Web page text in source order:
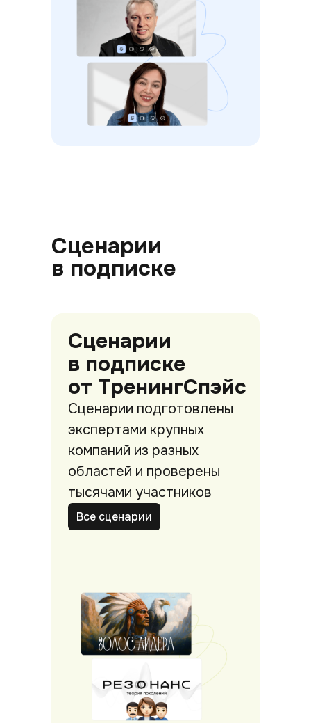
Сценарии
в подписке
Сценарии
в подписке
от ТренингСпэйс
Сценарии подготовлены
экспертами крупных
компаний из разных
областей и проверены
тысячами участников
Все сценарии